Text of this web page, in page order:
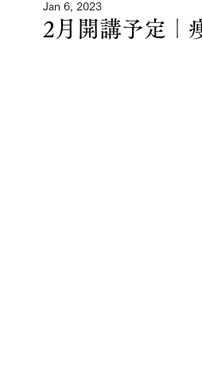
スクールからのお知らせ
2月開講予定｜
Jan 6, 2023